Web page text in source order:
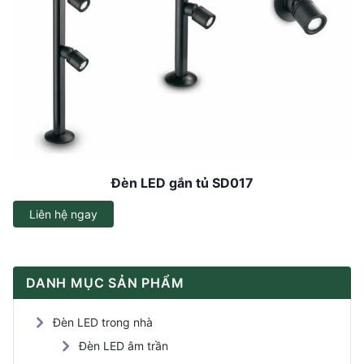
Đèn LED gắn tủ SD017
Liên hệ ngay
DANH MỤC SẢN PHẨM
Đèn LED trong nhà
Đèn LED âm trần